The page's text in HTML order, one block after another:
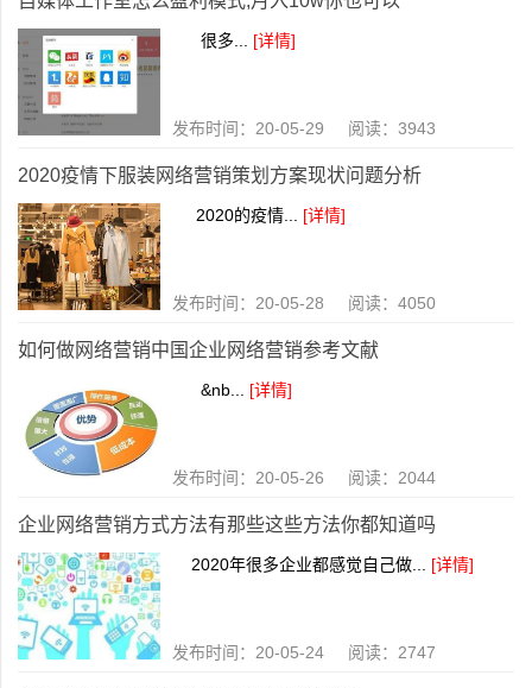
很多... [详情]
发布时间：20-05-29 阅读：3943
2020疫情下服装网络营销策划方案现状问题分析
2020的疫情... [详情]
发布时间：20-05-28 阅读：4050
如何做网络营销中国企业网络营销参考文献
&nb... [详情]
发布时间：20-05-26 阅读：2044
企业网络营销方式方法有那些这些方法你都知道吗
2020年很多企业都感觉自己做... [详情]
发布时间：20-05-24 阅读：2747